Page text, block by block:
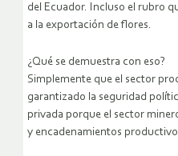
del Ecuador. Incluso el rubro
a la exportación de flores.
¿Qué se demuestra con eso?
Simplemente que el sector
garantizado la seguridad
privada porque el sector
y encadenamientos